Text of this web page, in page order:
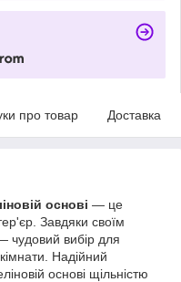
про товар Доставка
основі — це
Завдяки своїм
чудовий вибір для
Надійний
основі щільністю